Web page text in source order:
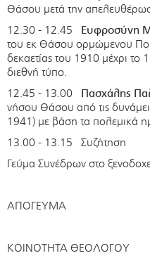
Θάσου μετά την
12.30 - 12.45 Ευφροσύνη
του εκ Θάσου ορμώμενου
δεκαετίας του 1910 μέχρι το
διεθνή τύπο.
12.45 - 13.00 Πασχάλης
νήσου Θάσου από τις
1941) με βάση τα πολεμικά
13.00 - 13.15 Συζήτηση
Γεύμα Συνέδρων στο
ΑΠΟΓΕΥΜΑ
ΚΟΙΝΟΤΗΤΑ ΘΕΟΛΟΓΟΥ